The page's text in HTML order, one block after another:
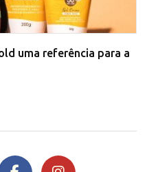
uma referência para a